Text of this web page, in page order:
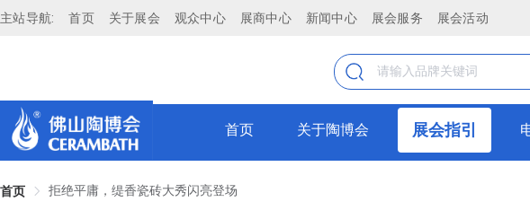
主站导航: 首页 关于展会 观众中心 展商中心 新闻中心 展会服务 展会活动
首页 关于陶博会 展会指引
首页 拒绝平庸，缇香瓷砖大秀闪亮登场